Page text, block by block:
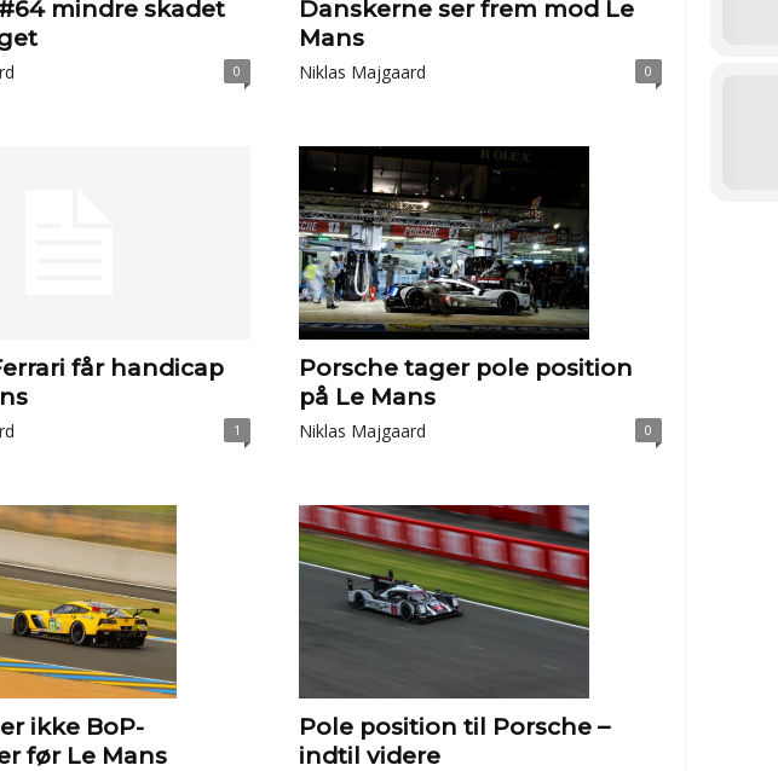
mindre skadet
0
Danskerne ser frem mod Le
Mans
Niklas Majgaard 0
får handicap
1
Porsche tager pole position
på Le Mans
Niklas Majgaard 0
ikke BoP-
før Le Mans
Pole position til Porsche –
indtil videre